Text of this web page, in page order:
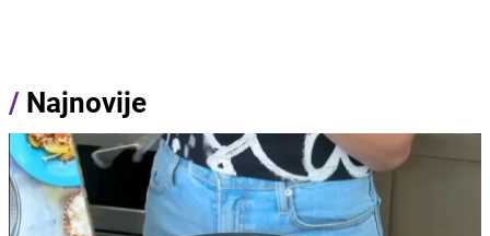
/ Najnovije